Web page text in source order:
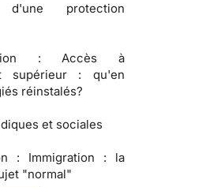
d'une protection
: Accès à
supérieur : qu'en
réinstalés?
et sociales
: Immigration : la
"normal"